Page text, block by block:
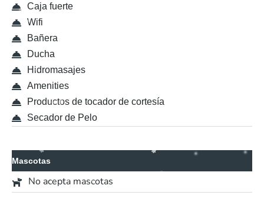
Caja fuerte
Wifi
Bañera
Ducha
Hidromasajes
Amenities
Productos de tocador de cortesía
Secador de Pelo
Mascotas
No acepta mascotas